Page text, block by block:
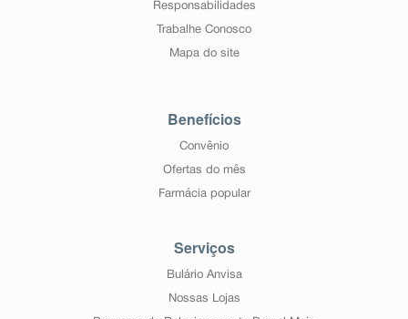
Responsabilidades
Trabalhe Conosco
Mapa do site
Benefícios
Convênio
Ofertas do mês
Farmácia popular
Serviços
Bulário Anvisa
Nossas Lojas